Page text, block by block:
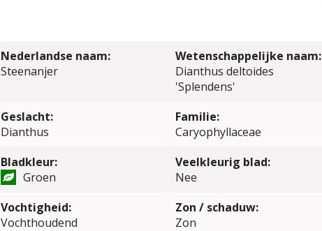
Nederlandse naam:
Steenanjer
Wetenschappelijke naam:
Dianthus deltoides
'Splendens'
Geslacht:
Dianthus
Familie:
Caryophyllaceae
Bladkleur:
Groen
Veelkleurig blad:
Nee
Vochtigheid:
Vochthoudend
Zon / schaduw:
Zon